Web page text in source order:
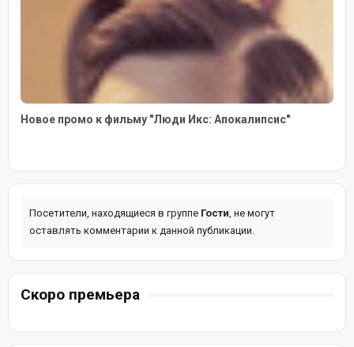
Новое промо к фильму "Люди Икс: Апокалипсис"
Посетители, находящиеся в группе Гости, не могут
оставлять комментарии к данной публикации.
Скоро премьера